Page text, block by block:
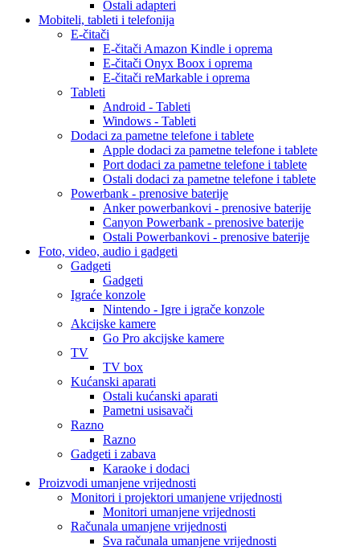
Ostali adapteri
Mobiteli, tableti i telefonija
E-čitači
E-čitači Amazon Kindle i oprema
E-čitači Onyx Boox i oprema
E-čitači reMarkable i oprema
Tableti
Android - Tableti
Windows - Tableti
Dodaci za pametne telefone i tablete
Apple dodaci za pametne telefone i tablete
Port dodaci za pametne telefone i tablete
Ostali dodaci za pametne telefone i tablete
Powerbank - prenosive baterije
Anker powerbankovi - prenosive baterije
Canyon Powerbank - prenosive baterije
Ostali Powerbankovi - prenosive baterije
Foto, video, audio i gadgeti
Gadgeti
Gadgeti
Igraće konzole
Nintendo - Igre i igrače konzole
Akcijske kamere
Go Pro akcijske kamere
TV
TV box
Kućanski aparati
Ostali kućanski aparati
Pametni usisavači
Razno
Razno
Gadgeti i zabava
Karaoke i dodaci
Proizvodi umanjene vrijednosti
Monitori i projektori umanjene vrijednosti
Monitori umanjene vrijednosti
Računala umanjene vrijednosti
Sva računala umanjene vrijednosti